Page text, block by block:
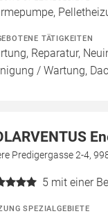
TÄTIGKEITEN
Reparatur,
/ Wartung,
Predigergasse 2-4,
5 mit einer
SPEZIALGEBIETE